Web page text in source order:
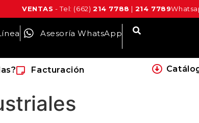
VENTAS - Tel: (662)214 7788 | 214 7789
Asesoría WhatsApp
Facturación